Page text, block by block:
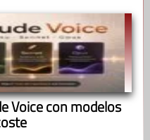
Voice con modelos